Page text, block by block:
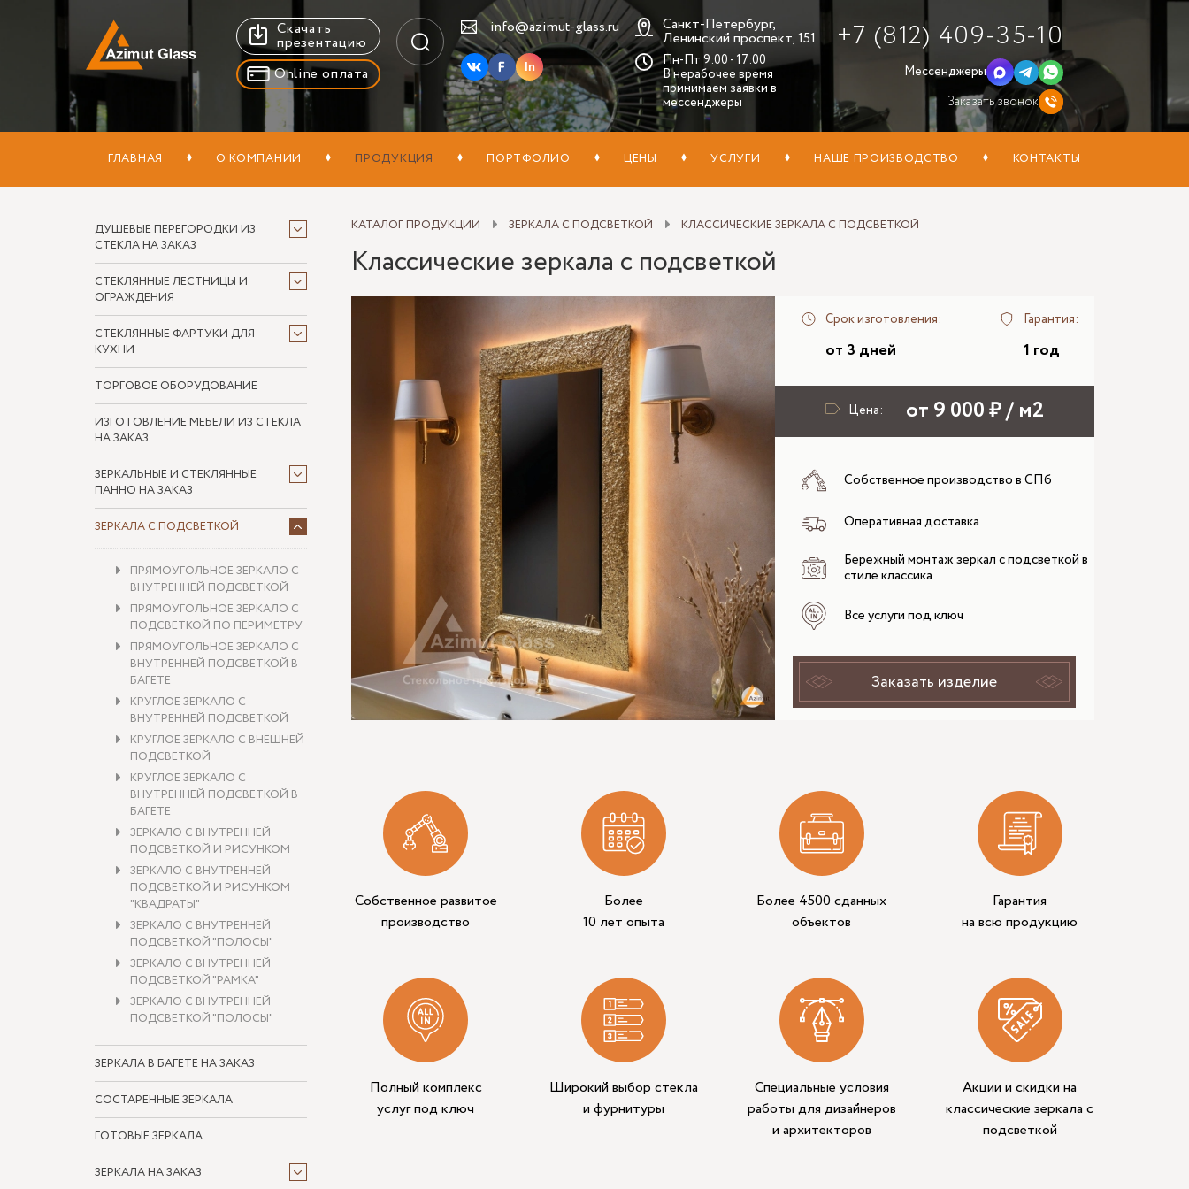
Скачать
презентацию
Online оплата
info@azimut-glass.ru
In
Санкт-Петербург,
Ленинский проспект, 151
Пн-Пт 9:00 - 17:00
В нерабочее время
принимаем заявки в
мессенджеры
+7 (812) 409-35-10
Мессенджеры
Заказать звонок
ГЛАВНАЯ О КОМПАНИИ ПРОДУКЦИЯ ПОРТФОЛИО ЦЕНЫ УСЛУГИ НАШЕ ПРОИЗВОДСТВО КОНТАКТЫ
ДУШЕВЫЕ ПЕРЕГОРОДКИ ИЗ
СТЕКЛА НА ЗАКАЗ
СТЕКЛЯННЫЕ ЛЕСТНИЦЫ И
ОГРАЖДЕНИЯ
СТЕКЛЯННЫЕ ФАРТУКИ ДЛЯ
КУХНИ
ТОРГОВОЕ ОБОРУДОВАНИЕ
ИЗГОТОВЛЕНИЕ МЕБЕЛИ ИЗ СТЕКЛА
НА ЗАКАЗ
ЗЕРКАЛЬНЫЕ И СТЕКЛЯННЫЕ
ПАННО НА ЗАКАЗ
ЗЕРКАЛА С ПОДСВЕТКОЙ
ПРЯМОУГОЛЬНОЕ ЗЕРКАЛО С
ВНУТРЕННЕЙ ПОДСВЕТКОЙ
ПРЯМОУГОЛЬНОЕ ЗЕРКАЛО С
ПОДСВЕТКОЙ ПО ПЕРИМЕТРУ
ПРЯМОУГОЛЬНОЕ ЗЕРКАЛО С
ВНУТРЕННЕЙ ПОДСВЕТКОЙ В
БАГЕТЕ
КРУГЛОЕ ЗЕРКАЛО С
ВНУТРЕННЕЙ ПОДСВЕТКОЙ
КРУГЛОЕ ЗЕРКАЛО С ВНЕШНЕЙ
ПОДСВЕТКОЙ
КРУГЛОЕ ЗЕРКАЛО С
ВНУТРЕННЕЙ ПОДСВЕТКОЙ В
БАГЕТЕ
ЗЕРКАЛО С ВНУТРЕННЕЙ
ПОДСВЕТКОЙ И РИСУНКОМ
ЗЕРКАЛО С ВНУТРЕННЕЙ
ПОДСВЕТКОЙ И РИСУНКОМ
"КВАДРАТЫ"
ЗЕРКАЛО С ВНУТРЕННЕЙ
ПОДСВЕТКОЙ "ПОЛОСЫ"
ЗЕРКАЛО С ВНУТРЕННЕЙ
ПОДСВЕТКОЙ "РАМКА"
ЗЕРКАЛО С ВНУТРЕННЕЙ
ПОДСВЕТКОЙ "ПОЛОСЫ"
ЗЕРКАЛА В БАГЕТЕ НА ЗАКАЗ
СОСТАРЕННЫЕ ЗЕРКАЛА
ГОТОВЫЕ ЗЕРКАЛА
ЗЕРКАЛА НА ЗАКАЗ
КАТАЛОГ ПРОДУКЦИИ ЗЕРКАЛА С ПОДСВЕТКОЙ КЛАССИЧЕСКИЕ ЗЕРКАЛА С ПОДСВЕТКОЙ
Классические зеркала с подсветкой
Срок изготовления:
от 3 дней
Гарантия:
1 год
Цена: от 9 000 ₽ / м2
Собственное производство в СПб
Оперативная доставка
Бережный монтаж зеркал с подсветкой в
стиле классика
Все услуги под ключ
Заказать изделие
Собственное развитое
производство
Более
10 лет опыта
Более 4500 сданных
объектов
Гарантия
на всю продукцию
Полный комплекс
услуг под ключ
Широкий выбор стекла
и фурнитуры
Специальные условия
работы для дизайнеров
и архитекторов
Акции и скидки на
классические зеркала с
подсветкой